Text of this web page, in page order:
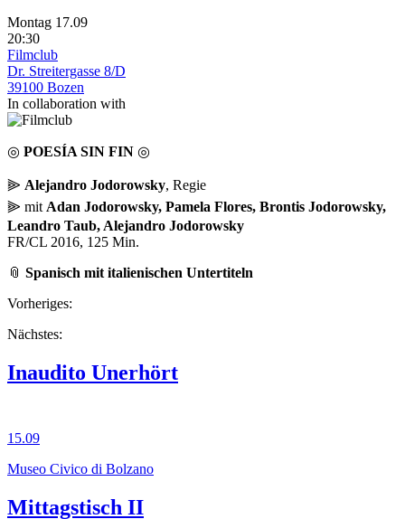
Montag 17.09
20:30
Filmclub
Dr. Streitergasse 8/D
39100 Bozen
In collaboration with
◎ POESÍA SIN FIN ◎
⫸ Alejandro Jodorowsky, Regie
⫸ mit Adan Jodorowsky, Pamela Flores, Brontis Jodorowsky,
Leandro Taub, Alejandro Jodorowsky
FR/CL 2016, 125 Min.
📎 Spanisch mit italienischen Untertiteln
Vorheriges:
Nächstes:
Inaudito Unerhört
15.09
Museo Civico di Bolzano
Mittagstisch II